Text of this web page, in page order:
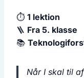
⏱️ 1 lektion
🪜 Fra 5. klasse
📚
Når I skal til